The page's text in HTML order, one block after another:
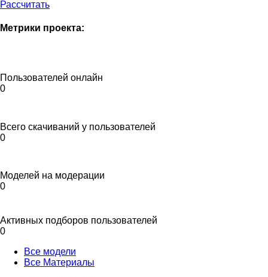
Рассчитать
Метрики проекта:
Пользователей онлайн
0
Всего скачиваний у пользователей
0
Моделей на модерации
0
Активных подборов пользователей
0
Все модели
Все Материалы